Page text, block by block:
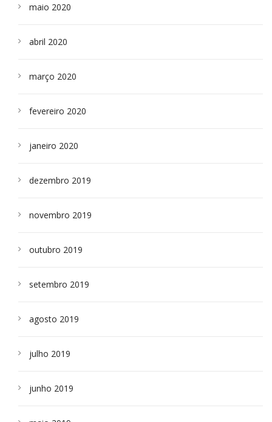
maio 2020
abril 2020
março 2020
fevereiro 2020
janeiro 2020
dezembro 2019
novembro 2019
outubro 2019
setembro 2019
agosto 2019
julho 2019
junho 2019